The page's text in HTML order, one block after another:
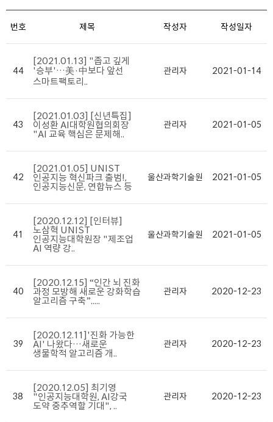
번호 제목 작성자 작성일자
44
[2021.01.13] "좁고 깊게
'승부'…美·中보다 앞선
스마트팩토리..
관리자 2021-01-14
43
[2021.01.03] [신년특집]
이성환 AI대학원협의회장
"AI 교육 핵심은 문제해..
관리자 2021-01-05
42
[2021.01.05] UNIST
인공지능 혁신파크 출범!,
인공지능신문, 연합뉴스 등
울산과학기술원 2021-01-05
41
[2020.12.12] [인터뷰]
노삼혁 UNIST
인공지능대학원장 "제조업
AI 역량 강..
울산과학기술원 2021-01-05
40
[2020.12.15] “인간 뇌 진화
과정 모방해 새로운 강화학습
알고리즘 구축”.....
관리자 2020-12-23
39
[2020.12.11]'진화 가능한
AI' 나왔다…새로운
생물학적 알고리즘 개..
관리자 2020-12-23
38
[2020.12.05] 최기영
"인공지능대학원, AI강국
도약 중추역할 기대", ..
관리자 2020-12-23